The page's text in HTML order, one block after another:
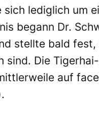
lediglich um
begann Dr.
stellte bald fest,
sind. Die
auf